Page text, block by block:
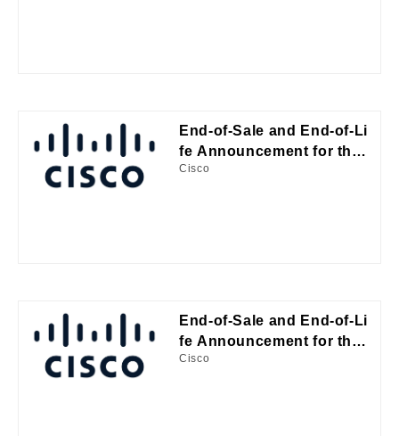
End-of-Sale and End-of-Li
fe Announcement for the
Cisco Catalyst 3650
Cisco
End-of-Sale and End-of-Li
fe Announcement for the
Cisco Catalyst C2960L Se
Cisco